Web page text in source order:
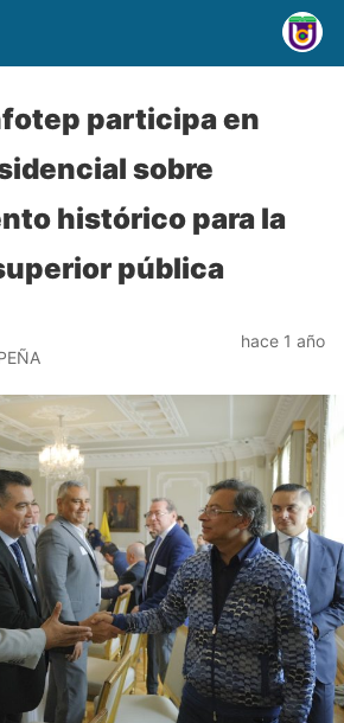
participa en
sobre
histórico para la
pública
hace 1 año